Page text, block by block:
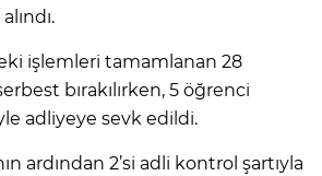
işlemleri tamamlanan 28
bırakılırken, 5 öğrenci
adliyeye sevk edildi.
ardından 2’si adli kontrol şartıyla